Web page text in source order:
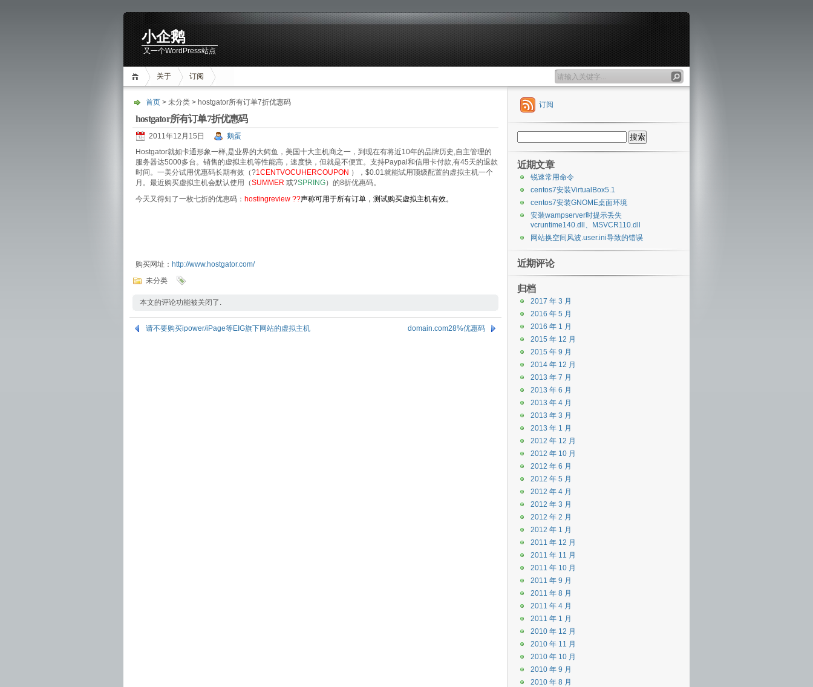
小企鹅
又一个WordPress站点
关于 订阅
首页 > 未分类 > hostgator所有订单7折优惠码
hostgator所有订单7折优惠码
2011年12月15日
鹅蛋
Hostgator就如卡通形象一样,是业界的大鳄鱼，美国十大主机商之一，到现在有将近10年的品牌历史,自主管理的
服务器达5000多台。销售的虚拟主机等性能高，速度快，但就是不便宜。支持Paypal和信用卡付款,有45天的退款
时间。一美分试用优惠码长期有效（?1CENTVOCUHERCOUPON ），$0.01就能试用顶级配置的虚拟主机一个
月。最近购买虚拟主机会默认使用（SUMMER 或?SPRING）的8折优惠码。
今天又得知了一枚七折的优惠码： hostingreview ??声称可用于所有订单，测试购买虚拟主机有效。
购买网址： http://www.hostgator.com/
未分类
本文的评论功能被关闭了.
请不要购买ipower/iPage等EIG旗下网站的虚拟主机 domain.com28%优惠码
订阅
索：
近期文章
锐速常用命令
centos7安装VirtualBox5.1
centos7安装GNOME桌面环境
安装wampserver时提示丢失
vcruntime140.dll、MSVCR110.dll
网站换空间风波.user.ini导致的错误
近期评论
归档
2017 年 3 月
2016 年 5 月
2016 年 1 月
2015 年 12 月
2015 年 9 月
2014 年 12 月
2013 年 7 月
2013 年 6 月
2013 年 4 月
2013 年 3 月
2013 年 1 月
2012 年 12 月
2012 年 10 月
2012 年 6 月
2012 年 5 月
2012 年 4 月
2012 年 3 月
2012 年 2 月
2012 年 1 月
2011 年 12 月
2011 年 11 月
2011 年 10 月
2011 年 9 月
2011 年 8 月
2011 年 4 月
2011 年 1 月
2010 年 12 月
2010 年 11 月
2010 年 10 月
2010 年 9 月
2010 年 8 月